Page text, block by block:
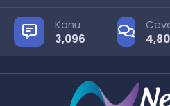
Konu
3,096